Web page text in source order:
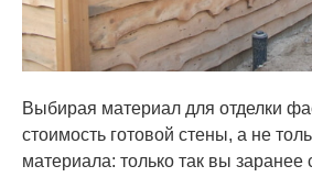
Выбирая материал для отделки
стоимость готовой стены, а не
материала: только так вы заранее